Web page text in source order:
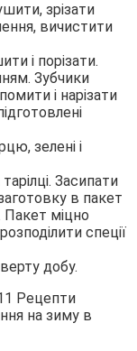
зрізати
вичистити
і порізати.
Зубчики
і нарізати
зелені і
Засипати
в пакет
міцно
спеції
добу.